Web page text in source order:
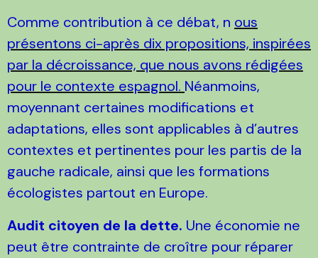
Comme contribution à ce débat, n ous
présentons ci-après dix propositions, inspirées
par la décroissance, que nous avons rédigées
pour le contexte espagnol. Néanmoins,
moyennant certaines modifications et
adaptations, elles sont applicables à d’autres
contextes et pertinentes pour les partis de la
gauche radicale, ainsi que les formations
écologistes partout en Europe.
Audit citoyen de la dette. Une économie ne
peut être contrainte de croître pour réparer